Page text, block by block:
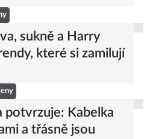
sukně a Harry
které si zamilují
potvrzuje: Kabelka
a třásně jsou